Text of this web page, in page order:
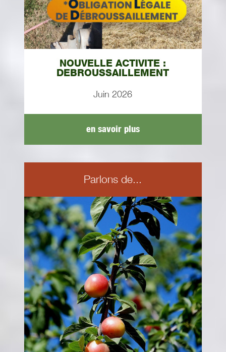
NOUVELLE ACTIVITE :
DEBROUSSAILLEMENT
Juin 2026
en savoir plus
Parlons de...